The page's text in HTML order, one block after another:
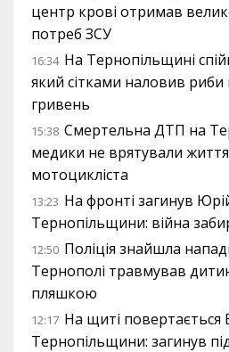
центр крові отримав
потреб ЗСУ
16:34 На Тернопільщині
який сітками наловив риби
гривень
15:38 Смертельна ДТП на
медики не врятували
мотоцикліста
13:23 На фронті загинув
Тернопільщини: війна
12:50 Поліція знайшла
Тернополі травмував
пляшкою
12:17 На щиті
Тернопільщини: загинув